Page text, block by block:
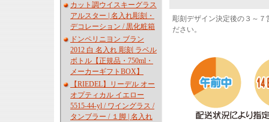
カット調ウイスキーグラス
アルスター | 名入れ彫刻・
デコレーション / 黒化粧箱
ドンペリニヨン ブラン
2012 白 名入れ 彫刻 ラベル
ボトル【正規品・750ml・
メーカーギフトBOX】
【RIEDEL】リーデル オー
オプティカル イエロー
5515-44-yl / ワイングラス /
タンブラー / １脚 | 名入れ
彫刻デザイン決定後の３～
ださい。